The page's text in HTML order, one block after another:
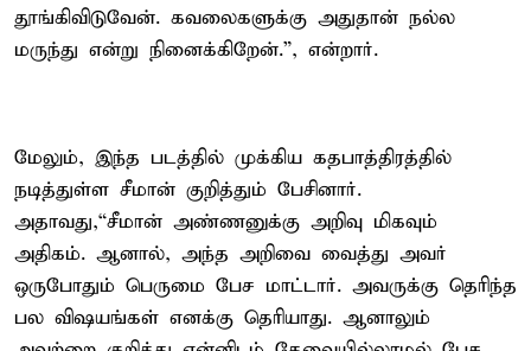
தூங்கிவிடுவேன். கவலைகளுக்கு அதுதான் நல்ல
மருந்து என்று நினைக்கிறேன்.”, என்றார்.
மேலும், இந்த படத்தில் முக்கிய கதபாத்திரத்தில்
நடித்துள்ள சீமான் குறித்தும் பேசினார்.
அதாவது,“சீமான் அண்ணனுக்கு அறிவு மிகவும்
அதிகம். ஆனால், அந்த அறிவை வைத்து அவர்
ஒருபோதும் பெருமை பேச மாட்டார். அவருக்கு தெரிந்த
பல விஷயங்கள் எனக்கு தெரியாது. ஆனாலும்